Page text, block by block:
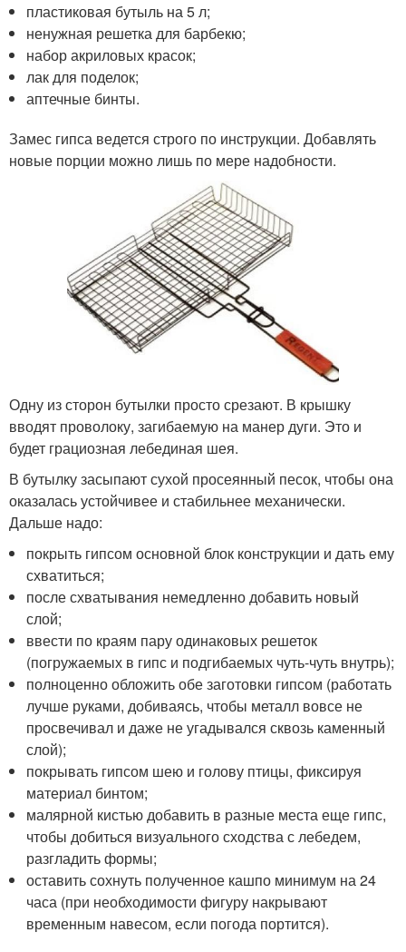
пластиковая бутыль на 5 л;
ненужная решетка для барбекю;
набор акриловых красок;
лак для поделок;
аптечные бинты.
Замес гипса ведется строго по инструкции. Добавлять
новые порции можно лишь по мере надобности.
Одну из сторон бутылки просто срезают. В крышку
вводят проволоку, загибаемую на манер дуги. Это и
будет грациозная лебединая шея.
В бутылку засыпают сухой просеянный песок, чтобы она
оказалась устойчивее и стабильнее механически.
Дальше надо:
покрыть гипсом основной блок конструкции и дать ему
схватиться;
после схватывания немедленно добавить новый
слой;
ввести по краям пару одинаковых решеток
(погружаемых в гипс и подгибаемых чуть-чуть внутрь);
полноценно обложить обе заготовки гипсом (работать
лучше руками, добиваясь, чтобы металл вовсе не
просвечивал и даже не угадывался сквозь каменный
слой);
покрывать гипсом шею и голову птицы, фиксируя
материал бинтом;
малярной кистью добавить в разные места еще гипс,
чтобы добиться визуального сходства с лебедем,
разгладить формы;
оставить сохнуть полученное кашпо минимум на 24
часа (при необходимости фигуру накрывают
временным навесом, если погода портится).